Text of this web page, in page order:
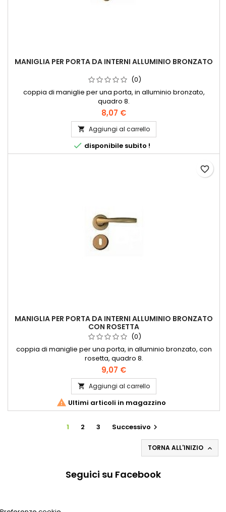
MANIGLIA PER PORTA DA INTERNI ALLUMINIO BRONZATO
(0)
coppia di maniglie per una porta, in alluminio bronzato,
quadro 8.
8,07 €
 Aggiungi al carrello
 disponibile subito !
MANIGLIA PER PORTA DA INTERNI ALLUMINIO BRONZATO
CON ROSETTA
(0)
coppia di maniglie per una porta, in alluminio bronzato, con
rosetta, quadro 8.
9,07 €
 Aggiungi al carrello
 Ultimi articoli in magazzino
favorite_border
1 2 3 Successivo 
TORNA ALL'INIZIO 
Seguici su Facebook